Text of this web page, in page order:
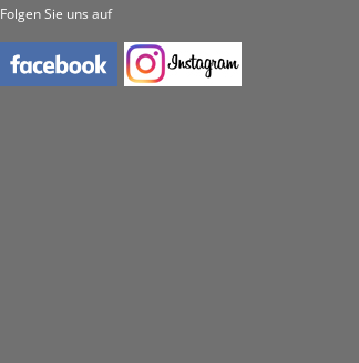
Folgen Sie uns auf